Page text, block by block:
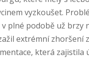
vyzkoušet.
plné podobě už brzy
extrémní zhoršení
která zajistila